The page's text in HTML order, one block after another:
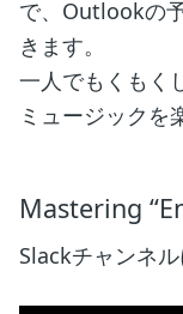
で、Outlookの
きます。
一人でもくもく
ミュージックを
Mastering
Slackチャンネ